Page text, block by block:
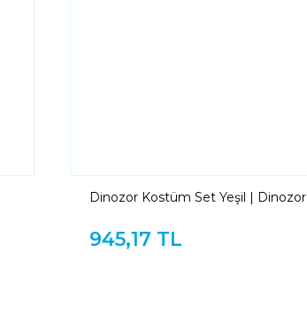
Dinozor Kostüm Set Yeşil | Dinozor
945,17 TL